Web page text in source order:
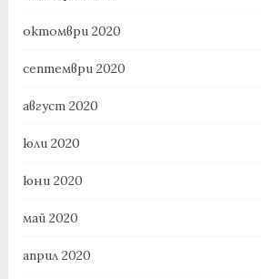
октомври 2020
септември 2020
август 2020
юли 2020
юни 2020
май 2020
април 2020